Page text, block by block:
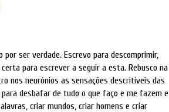
ser verdade. Escrevo para descomprimir,
para escrever a seguir a esta. Rebusco na
nos neurónios as sensações descritíveis das
desbafar de tudo o que faço e me fazem e
criar mundos, criar homens e criar